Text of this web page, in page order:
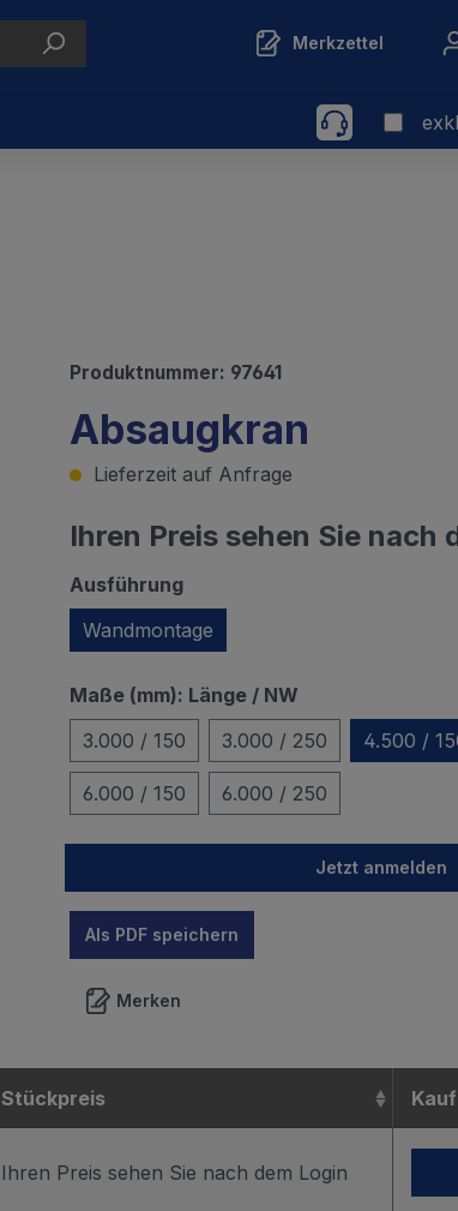
Merkzettel
Produktnummer: 97641
Absaugkran
Lieferzeit auf Anfrage
Ihren Preis sehen Sie nach
Ausführung
Wandmontage
Maße (mm): Länge / NW
3.000 / 150
3.000 / 250 4.500 /
6.000 / 150 6.000 / 250
Jetzt anmelden
Als PDF speichern
Merken
Stückpreis
Ihren Preis sehen Sie nach dem Login